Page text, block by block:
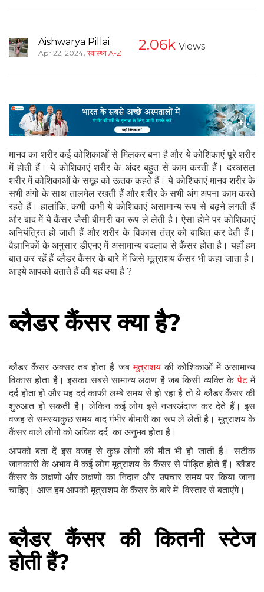
Aishwarya Pillai
Apr 22, 2024, स्वास्थ्य A-Z 2.06k Views
मानव का शरीर कई कोशिकाओं से मिलकर बना है और ये कोशिकाएं पूरे शरीर
में होती हैं। ये कोशिकाएं शरीर के अंदर बहुत से काम करती हैं। दरअसल
शरीर में कोशिकाओं के समूह को ऊतक कहते हैं। ये कोशिकाएं मानव शरीर के
सभी अंगो के साथ तालमेल रखती हैं और शरीर के सभी अंग अपना काम करते
रहते हैं। हालांकि, कभी कभी ये कोशिकाएं असामान्य रूप से बढ़ने लगती हैं
और बाद में ये कैंसर जैसी बीमारी का रूप ले लेती है। ऐसा होने पर कोशिकाएं
अनियंत्रित हो जाती हैं और शरीर के विकास तंत्र को बाधित कर देती हैं।
वैज्ञानिकों के अनुसार डीएनए में असामान्य बदलाव से कैंसर होता है। यहाँ हम
बात कर रहें हैं ब्लैडर कैंसर के बारे में जिसे मूत्राशय कैंसर भी कहा जाता है।
आइये आपको बताते हैं की यह क्या है ?
ब्लैडर कैंसर क्या है?
ब्लैडर कैंसर अक्सर तब होता है जबमूत्राशयकी कोशिकाओं में असामान्य
विकास होता है। इसका सबसे सामान्य लक्षण है जब किसी व्यक्ति केपेटमें
दर्द होता हो और यह दर्द काफी लम्बे समय से हो रहा है तो ये ब्लैडर कैंसर की
शुरुआत हो सकती है। लेकिन कई लोग इसे नजरअंदाज कर देते हैं। इस
वजह से समस्याकुछ समय बाद गंभीर बीमारी का रूप ले लेती है। मूत्राशय के
कैंसर वाले लोगों को अधिक दर्द का अनुभव होता है।
आपको बता दें इस वजह से कुछ लोगों की मौत भी हो जाती है। सटीक
जानकारी के अभाव में कई लोग मूत्राशय के कैंसर से पीड़ित होते हैं। ब्लैडर
कैंसर के लक्षणों और लक्षणों का निदान और उपचार समय पर किया जाना
चाहिए। आज हम आपको मूत्राशय के कैंसर के बारे में विस्तार से बताएंगे।
ब्लैडर कैंसर की कितनी स्टेज
होती हैं?